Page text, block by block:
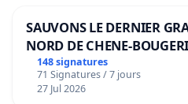
SAUVONS LE DERNIER
NORD DE CHENE-
148 signatures
71 Signatures / 7 jours
27 Jul 2026